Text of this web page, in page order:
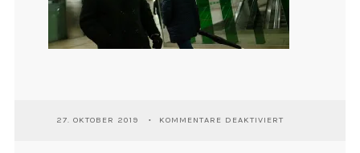
27. OKTOBER 2019 KOMMENTARE DEAKTIVIERTFÜR